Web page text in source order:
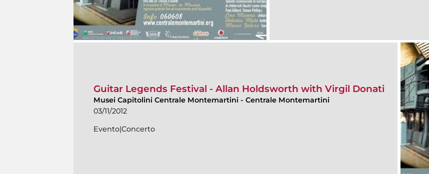
Guitar Legends Festival - Allan Holdsworth with Virgil Donati
Musei Capitolini Centrale Montemartini - Centrale Montemartini
03/11/2012
Evento|Concerto